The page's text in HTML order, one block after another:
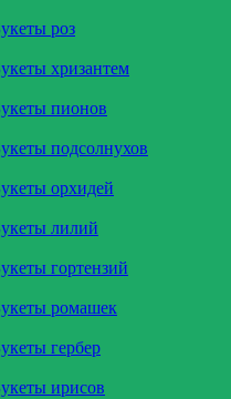
роз
хризантем
пионов
подсолнухов
орхидей
лилий
гортензий
ромашек
гербер
ирисов